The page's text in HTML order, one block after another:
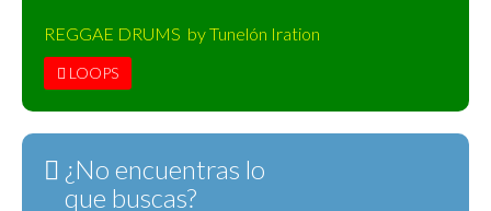
REGGAE DRUMS by Tunelón Iration
LOOPS
¿No encuentras lo
que buscas?